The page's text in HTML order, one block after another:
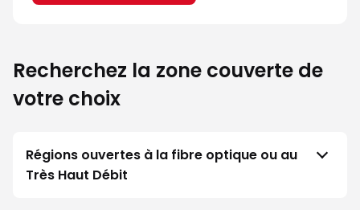
Recherchez la zone couverte de
votre choix
Régions ouvertes à la fibre optique ou au
Très Haut Débit